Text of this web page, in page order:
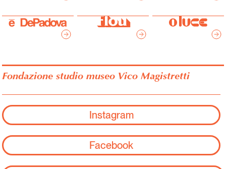
Fondazione studio museo Vico Magistretti
Instagram
Facebook